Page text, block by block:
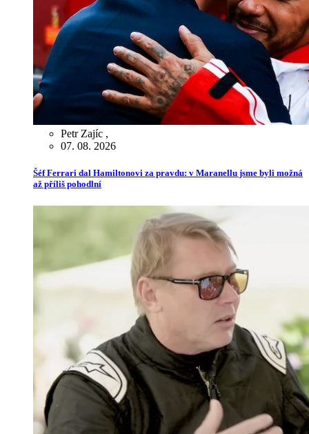
Petr Zajíc ,
07. 08. 2026
Šéf Ferrari dal Hamiltonovi za pravdu: v Maranellu jsme byli možná
až příliš pohodlní